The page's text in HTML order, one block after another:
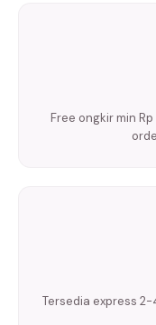
Free ongkir min
Tersedia express